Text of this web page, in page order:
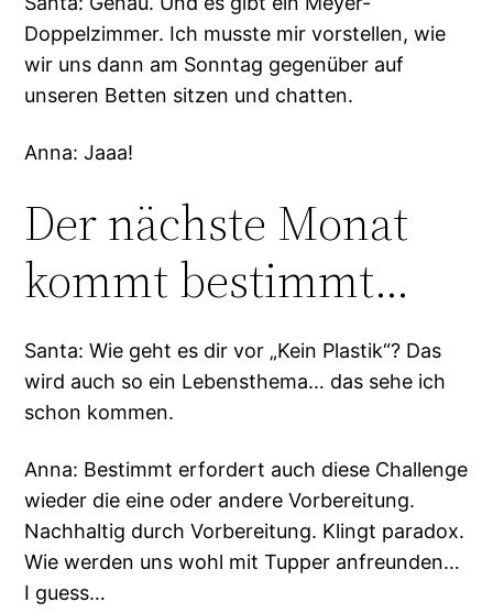
Doppelzimmer. Ich musste mir vorstellen, wie
wir uns dann am Sonntag gegenüber auf
unseren Betten sitzen und chatten.
Anna: Jaaa!
Der nächste Monat
kommt bestimmt…
Santa: Wie geht es dir vor „Kein Plastik“? Das
wird auch so ein Lebensthema… das sehe ich
schon kommen.
Anna: Bestimmt erfordert auch diese Challenge
wieder die eine oder andere Vorbereitung.
Nachhaltig durch Vorbereitung. Klingt paradox.
Wie werden uns wohl mit Tupper anfreunden…
I guess…